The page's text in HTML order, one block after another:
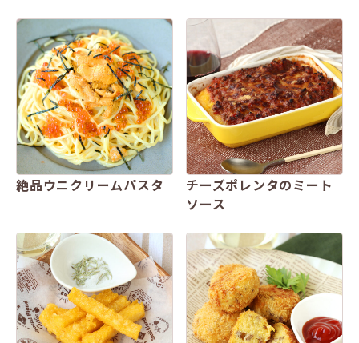
絶品ウニクリームパスタ​
チーズポレンタのミート
ソース